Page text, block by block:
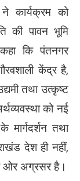
कार्यक्रम को
की पावन भूमि
कि पंतनगर
केंद्र है,
तथा उत्कृष्ट
को नई
मार्गदर्शन तथा
देश ही नहीं,
ओर अग्रसर है।